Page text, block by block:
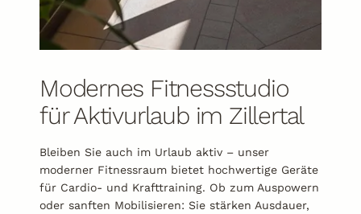
Modernes Fitnessstudio
für Aktivurlaub im Zillertal
Bleiben Sie auch im Urlaub aktiv – unser
moderner Fitnessraum bietet hochwertige Geräte
für Cardio- und Krafttraining. Ob zum Auspowern
oder sanften Mobilisieren: Sie stärken Ausdauer,